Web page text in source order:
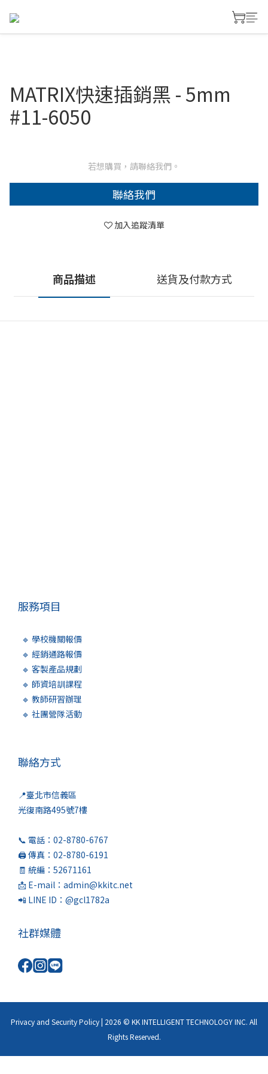
MATRIX快速插銷黑 - 5mm
#11-6050
若想購買，請聯絡我們。
聯絡我們
加入追蹤清單
商品描述 送貨及付款方式
服務項目
🔹 學校機關報價
🔹 經銷通路報價
🔹 客製產品規劃
🔹 師資培訓課程
🔹 教師研習辦理
🔹 社團營隊活動
聯絡方式
📍臺北市信義區
光復南路495號7樓
📞 電話：02-8780-6767
🖨️ 傳真：02-8780-6191
🧾 統編：52671161
📩 E-mail：admin@kkitc.net
📲 LINE ID：@gcl1782a
社群媒體
Privacy and Security Policy | 2026 © KK INTELLIGENT TECHNOLOGY INC. All
Rights Reserved.